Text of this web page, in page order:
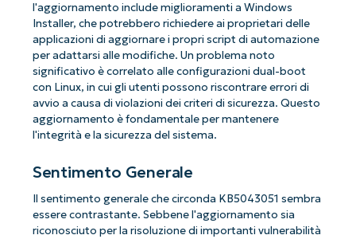
l'aggiornamento include miglioramenti a Windows
Installer, che potrebbero richiedere ai proprietari delle
applicazioni di aggiornare i propri script di automazione
per adattarsi alle modifiche. Un problema noto
significativo è correlato alle configurazioni dual-boot
con Linux, in cui gli utenti possono riscontrare errori di
avvio a causa di violazioni dei criteri di sicurezza. Questo
aggiornamento è fondamentale per mantenere
l'integrità e la sicurezza del sistema.
Sentimento Generale
Il sentimento generale che circonda KB5043051 sembra
essere contrastante. Sebbene l'aggiornamento sia
riconosciuto per la risoluzione di importanti vulnerabilità